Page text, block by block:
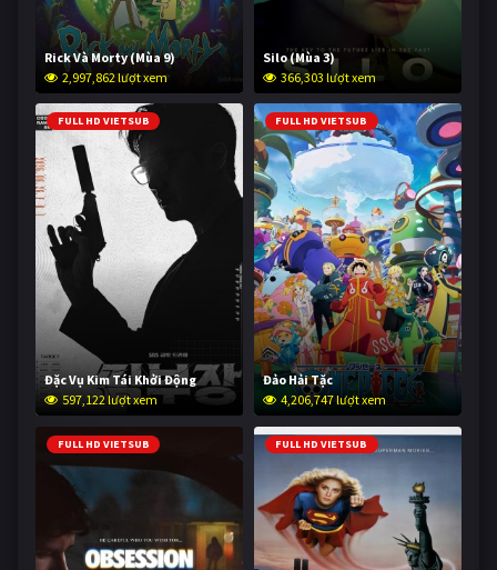
Rick Và Morty (Mùa 9)
2,997,862 lượt xem
Silo (Mùa 3)
366,303 lượt xem
FULL HD VIETSUB
Đặc Vụ Kim Tái Khởi Động
597,122 lượt xem
FULL HD VIETSUB
Đảo Hải Tặc
4,206,747 lượt xem
FULL HD VIETSUB FULL HD VIETSUB